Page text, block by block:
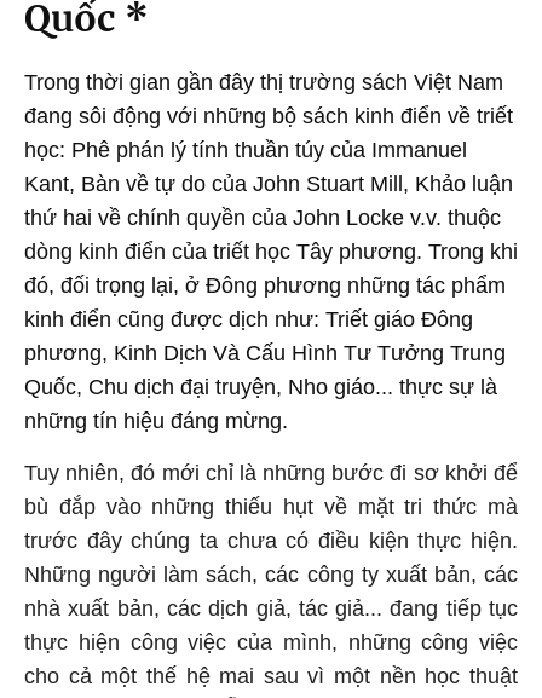
Quốc *
Trong thời gian gần đây thị trường sách Việt Nam
đang sôi động với những bộ sách kinh điển về triết
học: Phê phán lý tính thuần túy của Immanuel
Kant, Bàn về tự do của John Stuart Mill, Khảo luận
thứ hai về chính quyền của John Locke v.v. thuộc
dòng kinh điển của triết học Tây phương. Trong khi
đó, đối trọng lại, ở Đông phương những tác phẩm
kinh điển cũng được dịch như: Triết giáo Đông
phương, Kinh Dịch Và Cấu Hình Tư Tưởng Trung
Quốc, Chu dịch đại truyện, Nho giáo... thực sự là
những tín hiệu đáng mừng.
Tuy nhiên, đó mới chỉ là những bước đi sơ khởi để
bù đắp vào những thiếu hụt về mặt tri thức mà
trước đây chúng ta chưa có điều kiện thực hiện.
Những người làm sách, các công ty xuất bản, các
nhà xuất bản, các dịch giả, tác giả... đang tiếp tục
thực hiện công việc của mình, những công việc
cho cả một thế hệ mai sau vì một nền học thuật